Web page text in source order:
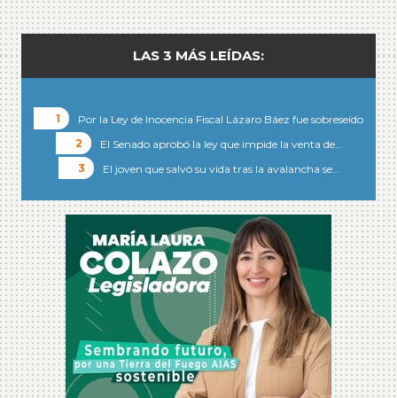
LAS 3 MÁS LEÍDAS:
Por la Ley de Inocencia Fiscal Lázaro Báez fue sobreseído
El Senado aprobó la ley que impide la venta de…
El joven que salvó su vida tras la avalancha se…